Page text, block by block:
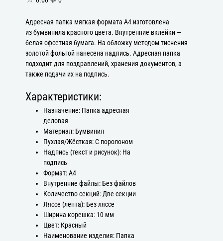
Адресная папка мягкая формата А4 изготовлена
из бумвинила красного цвета. Внутренние вклейки —
белая офсетная бумага. На обложку методом тиснения
золотой фольгой нанесена надпись. Адресная папка
подходит для поздравлений, хранения документов, а
также подачи их на подпись.
Характеристики:
Назначение: Папка адресная
деловая
Материал: Бумвинил
Пухлая/Жёсткая: С поролоном
Надпись (текст и рисунок): На
подпись
Формат: А4
Внутренние файлы: Без файлов
Количество секций: Две секции
Ляссе (лента): Без ляссе
Ширина корешка: 10 мм
Цвет: Красный
Наименование изделия: Папка